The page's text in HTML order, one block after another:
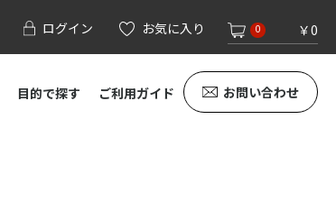
ログイン お気に入り 0 ￥0
目的で探す ご利用ガイド お問い合わせ